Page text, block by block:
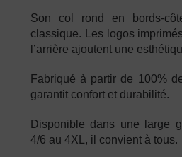
Son col rond en bords-
classique. Les logos
l’arrière ajoutent une
Fabriqué à partir de 100%
garantit confort et durabilité.
Disponible dans une large
4/6 au 4XL, il convient à tous.